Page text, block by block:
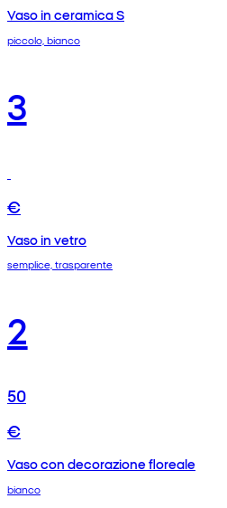
Vaso in ceramica S
piccolo, bianco
3
€
Vaso in vetro
semplice, trasparente
2
50
€
Vaso con decorazione floreale
bianco